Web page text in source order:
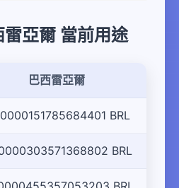
亞爾 當前用途
巴西雷亞爾
BRL
BRL